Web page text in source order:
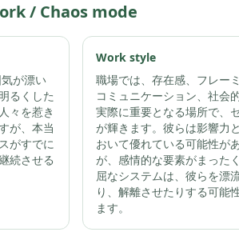
/ Chaos mode
が漂い
るくした
々を惹き
が、本当
がすでに
続させる
Work style
職場では、存在感、フレーミ
コミュニケーション、社会
実際に重要となる場所で、
が輝きます。彼らは影響力
おいて優れている可能性が
が、感情的な要素がまった
屈なシステムは、彼らを漂
り、解離させたりする可能
ます。